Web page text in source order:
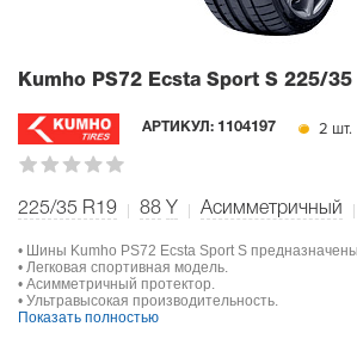
Kumho PS72 Ecsta Sport S 225/35
АРТИКУЛ: 1104197 2 шт.
225/35 R19 88 Y Асимметричный
• Шины Kumho PS72 Ecsta Sport S
• Легковая спортивная модель.
• Асимметричный протектор.
• Ультравысокая производительность.
Показать полностью